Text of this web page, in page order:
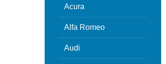
Acura
Alfa Romeo
Audi